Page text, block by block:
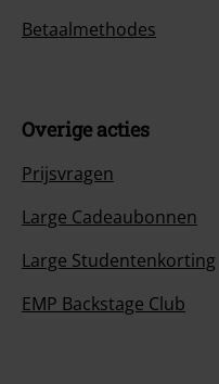
Betaalmethodes
Overige acties
Prijsvragen
Large Cadeaubonnen
Large Studentenkorting
EMP Backstage Club